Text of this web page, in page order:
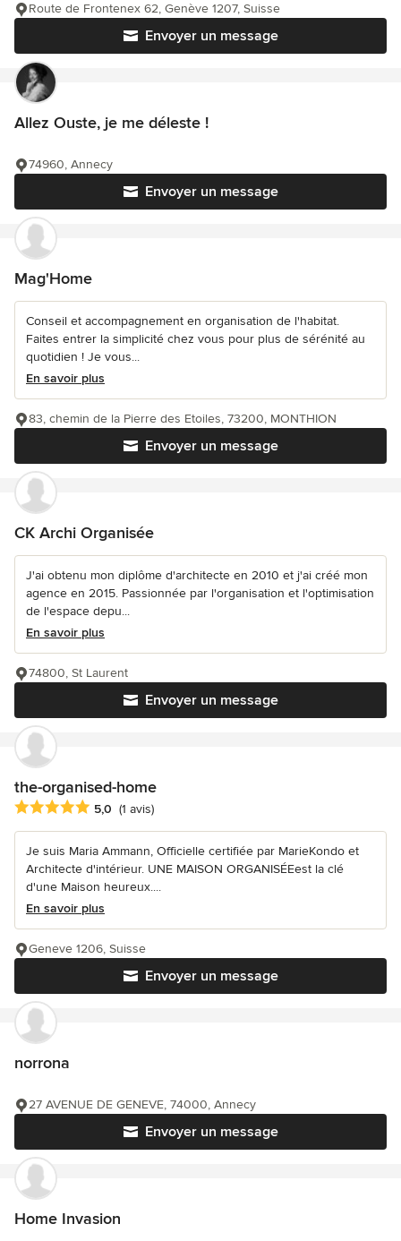
Envoyer un message
Route de Frontenex 62, Genève 1207, Suisse
Allez Ouste, je me déleste !
Envoyer un message
74960, Annecy
Mag'Home
Conseil et accompagnement en organisation de l'habitat.
Faites entrer la simplicité chez vous pour plus de sérénité au
quotidien ! Je vous...
En savoir plus
Envoyer un message
83, chemin de la Pierre des Etoiles, 73200, MONTHION
CK Archi Organisée
J'ai obtenu mon diplôme d'architecte en 2010 et j'ai créé mon
agence en 2015. Passionnée par l'organisation et l'optimisation
de l'espace depu...
En savoir plus
Envoyer un message
74800, St Laurent
the-organised-home
Note moyenne : 5 étoiles sur 5
5,0 (1 avis)
Je suis Maria Ammann, Officielle certifiée par MarieKondo et
Architecte d'intérieur. UNE MAISON ORGANISÉEest la clé
d'une Maison heureux....
En savoir plus
Envoyer un message
Geneve 1206, Suisse
norrona
Envoyer un message
27 AVENUE DE GENEVE, 74000, Annecy
Home Invasion